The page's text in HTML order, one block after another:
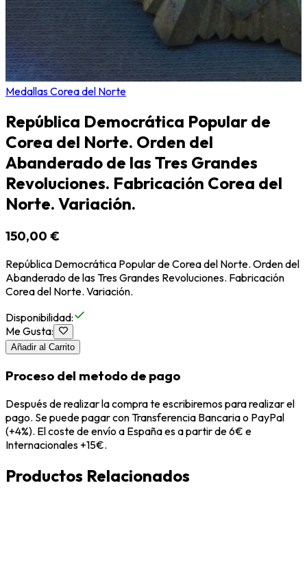
Medallas Corea del Norte
República Democrática Popular de
Corea del Norte. Orden del
Abanderado de las Tres Grandes
Revoluciones. Fabricación Corea del
Norte. Variación.
150,00 €
República Democrática Popular de Corea del Norte. Orden del
Abanderado de las Tres Grandes Revoluciones. Fabricación
Corea del Norte. Variación.
Disponibilidad:
Me Gusta:
Añadir al Carrito
Proceso del metodo de pago
Después de realizar la compra te escribiremos para realizar el
pago. Se puede pagar con Transferencia Bancaria o PayPal
(+4%). El coste de envío a España es a partir de 6€ e
Internacionales +15€.
Productos Relacionados